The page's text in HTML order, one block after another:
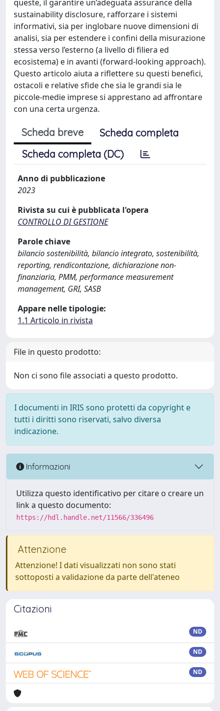
queste, il garantire un’adeguata assurance della
sustainability disclosure, rafforzare i sistemi
informativi, sia per inglobare nuove dimensioni di
analisi, sia per estendere i confini della misurazione
stessa verso l’esterno (a livello di filiera ed
ecosistema) e in avanti (forward-looking approach).
Questo articolo aiuta a riflettere su questi benefici,
ostacoli e relative sfide che sia le grandi sia le
piccole-medie imprese si apprestano ad affrontare
con una certa urgenza.
Scheda breve
Scheda completa
Scheda completa (DC)
Anno di pubblicazione
2023
Rivista su cui è pubblicata l'opera
CONTROLLO DI GESTIONE
Parole chiave
bilancio sostenibilità, bilancio integrato, sostenibilità,
reporting, rendicontazione, dichiarazione non-
finanziaria, PMM, performance measurement
management, GRI, SASB
Appare nelle tipologie:
1.1 Articolo in rivista
File in questo prodotto:
Non ci sono file associati a questo prodotto.
I documenti in IRIS sono protetti da copyright e
tutti i diritti sono riservati, salvo diversa
indicazione.
Informazioni
Utilizza questo identificativo per citare o creare un
link a questo documento:
https://hdl.handle.net/11566/336496
Attenzione
Attenzione! I dati visualizzati non sono stati
sottoposti a validazione da parte dell'ateneo
Citazioni
ND
ND
ND